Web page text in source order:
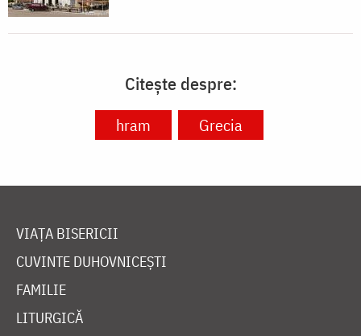
Citește despre:
hram Grecia
VIAȚA BISERICII
CUVINTE DUHOVNICEȘTI
FAMILIE
LITURGICĂ